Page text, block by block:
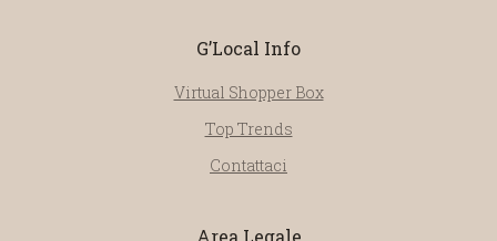
G’Local Info
Virtual Shopper Box
Top Trends
Contattaci